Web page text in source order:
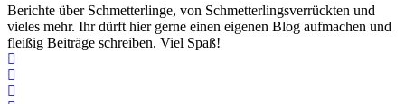
Berichte über Schmetterlinge, von Schmetterlingsverrückten und
vieles mehr. Ihr dürft hier gerne einen eigenen Blog aufmachen und
fleißig Beiträge schreiben. Viel Spaß!